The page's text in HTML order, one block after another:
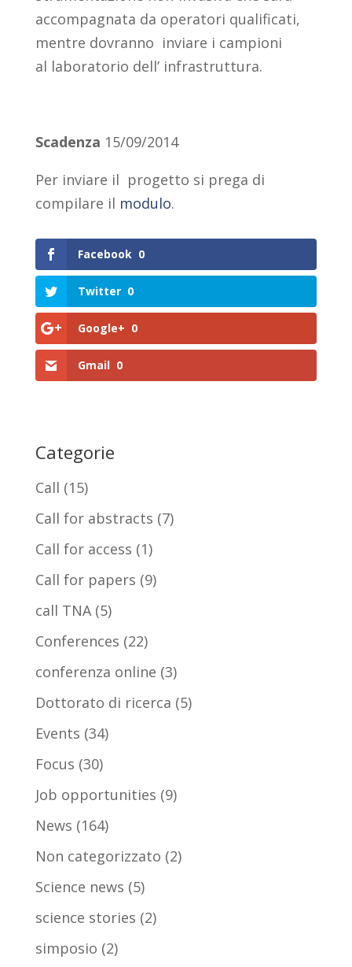
accompagnata da operatori qualificati,
mentre dovranno inviare i campioni
al laboratorio dell’ infrastruttura.
Scadenza 15/09/2014
Per inviare il progetto si prega di
compilare il modulo.
Facebook 0
Twitter 0
Google+ 0
Gmail 0
Categorie
Call (15)
Call for abstracts (7)
Call for access (1)
Call for papers (9)
call TNA(5)
Conferences (22)
conferenza online (3)
Dottorato di ricerca (5)
Events (34)
Focus (30)
Job opportunities (9)
News (164)
Non categorizzato (2)
Science news (5)
science stories (2)
simposio (2)